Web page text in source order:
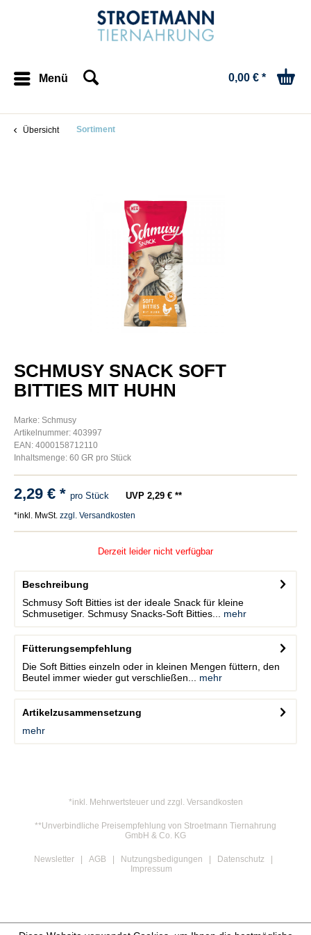
Menü 0,00 € *
Übersicht Sortiment
SCHMUSY SNACK SOFT
BITTIES MIT HUHN
Marke: Schmusy
Artikelnummer: 403997
EAN: 4000158712110
Inhaltsmenge: 60 GR pro Stück
2,29 € * pro Stück UVP 2,29 € **
*inkl. MwSt. zzgl. Versandkosten
Derzeit leider nicht verfügbar
Beschreibung
Schmusy Soft Bitties ist der ideale Snack für kleine
Schmusetiger. Schmusy Snacks-Soft Bitties...
mehr
Fütterungsempfehlung
Die Soft Bitties einzeln oder in kleinen Mengen füttern, den
Beutel immer wieder gut verschließen...
mehr
Artikelzusammensetzung
mehr
*inkl. Mehrwertsteuer und zzgl. Versandkosten
**Unverbindliche Preisempfehlung von Stroetmann Tiernahrung
GmbH & Co. KG
Newsletter AGB Nutzungsbedigungen
Datenschutz
Impressum